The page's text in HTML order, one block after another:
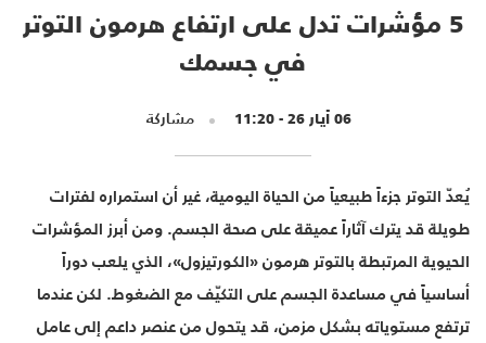
5 مؤشرات تدل على ارتفاع هرمون التوتر
في جسمك
06 أيار 26 - 11:20 مشاركة
يُعدّ التوتر جزءاً طبيعياً من الحياة اليومية، غير أن استمراره لفترات
طويلة قد يترك آثاراً عميقة على صحة الجسم. ومن أبرز المؤشرات
الحيوية المرتبطة بالتوتر هرمون «الكورتيزول»، الذي يلعب دوراً
أساسياً في مساعدة الجسم على التكيّف مع الضغوط. لكن عندما
ترتفع مستوياته بشكل مزمن، قد يتحول من عنصر داعم إلى عامل